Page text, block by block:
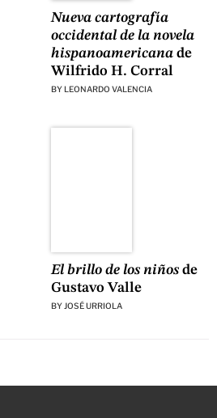
Nueva cartografía
occidental de la novela
hispanoamericanade
Wilfrido H. Corral
BY LEONARDO VALENCIA
El brillo de los niñosde
Gustavo Valle
BY JOSÉ URRIOLA